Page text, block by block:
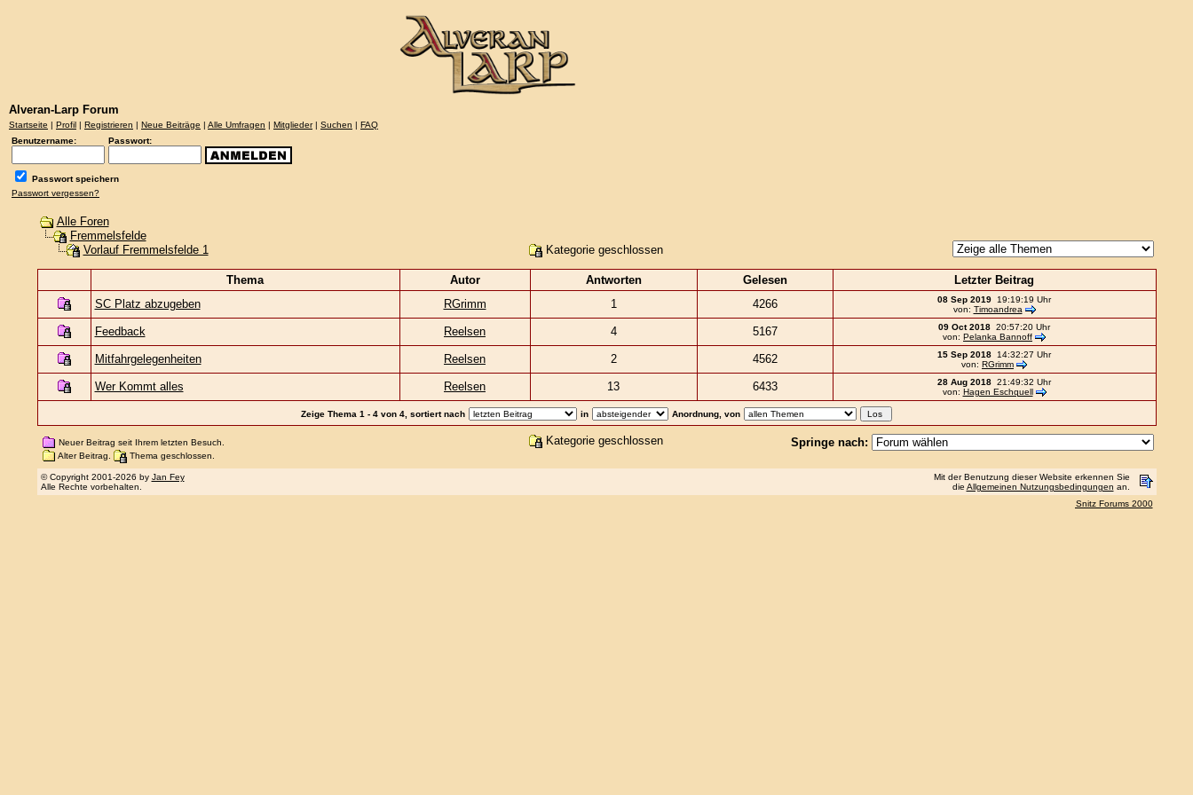
Alveran-Larp Forum
Startseite | Profil | Registrieren | Neue Beiträge | Alle Umfragen | Mitglieder| Suchen | FAQ
Benutzername:
Passwort:
Passwort speichern
Passwort vergessen?
Alle Foren
Fremmelsfelde
Vorlauf Fremmelsfelde 1
Kategorie geschlossen
Thema Autor Antworten Gelesen
Letzter Beitrag
SC Platz abzugeben
RGrimm 1 4266 08 Sep 2019 19:19:19 Uhr
von: Timoandrea
Feedback Reelsen 4 5167 09 Oct 2018 20:57:20 Uhr
von: Pelanka Bannoff
Mitfahrgelegenheiten Reelsen 2 4562 15 Sep 2018 14:32:27 Uhr
von: RGrimm
Wer Kommt alles Reelsen 13 6433 28 Aug 2018 21:49:32 Uhr
von: Hagen Eschquell
Zeige Thema 1 - 4 von 4, sortiert nach in Anordnung, von
Neuer Beitrag seit Ihrem letzten Besuch.
Alter Beitrag.
Thema geschlossen.
Kategorie geschlossen Springe nach:
© Copyright 2001-2026 by Jan Fey
Alle Rechte vorbehalten.
Mit der Benutzung dieser Website erkennen Sie
die Allgemeinen Nutzungsbedingungen an.
Snitz Forums 2000